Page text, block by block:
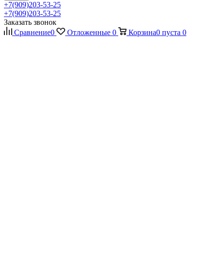
+7(909)203-53-25
+7(909)203-53-25
Заказать звонок
Сравнение0 Отложенные 0 Корзина0 пуста 0